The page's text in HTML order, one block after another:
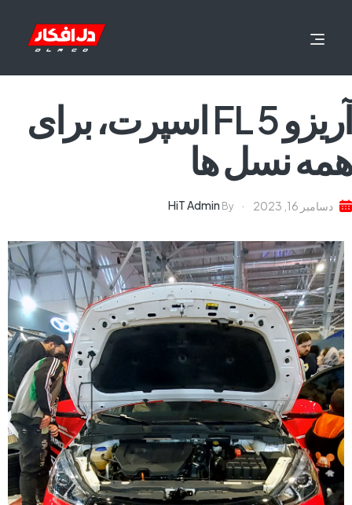
آریزو 5 FL اسپرت، برای
همه نسل ها
دسامبر 16, 2023 By
HiT Admin